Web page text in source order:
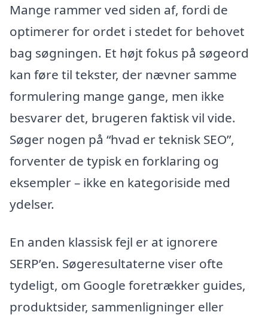
Mange rammer ved siden af, fordi de
optimerer for ordet i stedet for behovet
bag søgningen. Et højt fokus på søgeord
kan føre til tekster, der nævner samme
formulering mange gange, men ikke
besvarer det, brugeren faktisk vil vide.
Søger nogen på “hvad er teknisk SEO”,
forventer de typisk en forklaring og
eksempler – ikke en kategoriside med
ydelser.
En anden klassisk fejl er at ignorere
SERP’en. Søgeresultaterne viser ofte
tydeligt, om Google foretrækker guides,
produktsider, sammenligninger eller